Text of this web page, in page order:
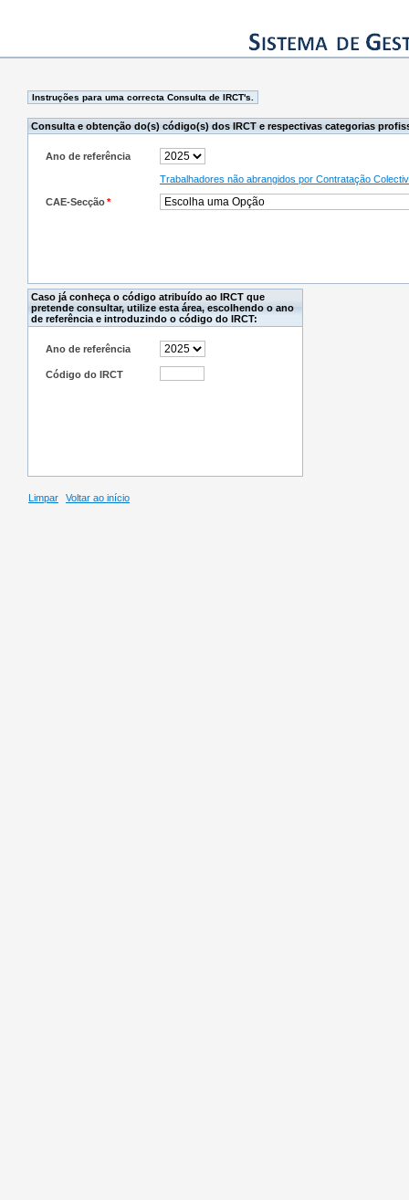
Consulta e obtenção do(s) código(s) dos IRCT e respectivas categorias
Ano de referência
Trabalhadores não abrangidos por Contratação
CAE-Secção*
Caso já conheça o código atribuído ao IRCT que
pretende consultar, utilize esta área, escolhendo o ano
de referência e introduzindo o código do IRCT:
Ano de referência
Código do IRCT
Limpar Voltar ao início